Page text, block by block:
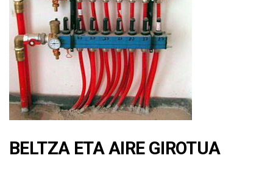
BELTZA ETA AIRE GIROTUA